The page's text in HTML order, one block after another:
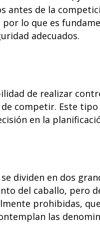
antes de la
lo que es
adecuados.
de realizar
competir. Este
en la
dividen en dos
del caballo, pero
prohibidas,
las